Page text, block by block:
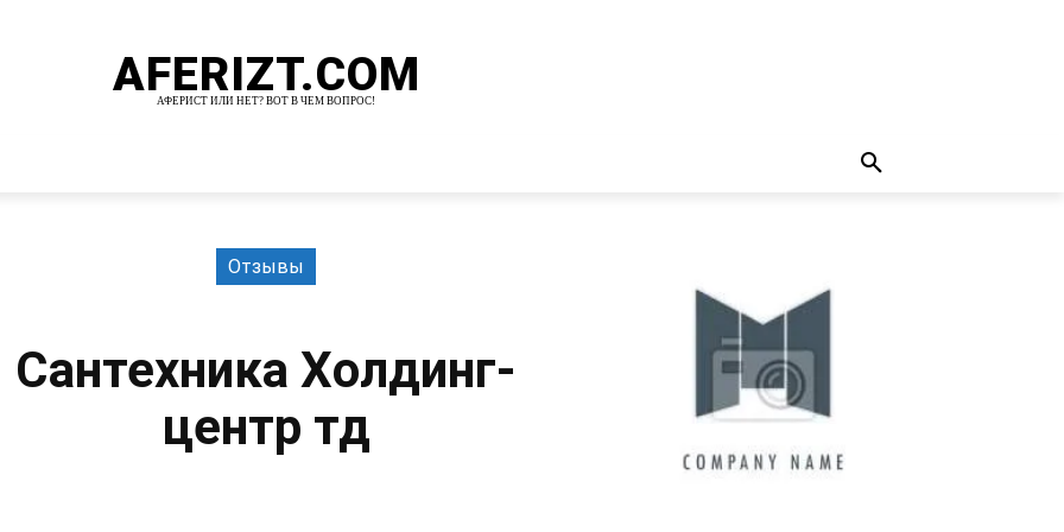
AFERIZT.COM
АФЕРИСТ ИЛИ НЕТ? ВОТ В ЧЕМ ВОПРОС!
Отзывы
Сантехника Холдинг-
центр тд